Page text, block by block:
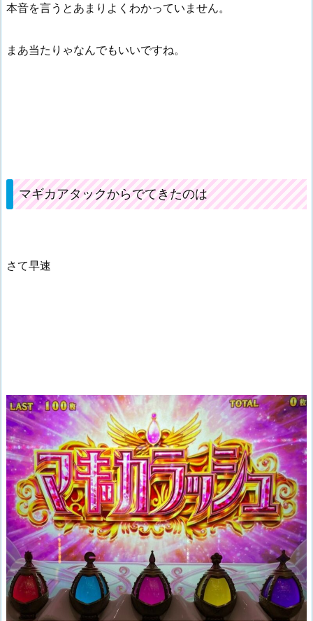
本音を言うとあまりよくわかっていません。
まあ当たりゃなんでもいいですね。
マギカアタックからでてきたのは
さて早速